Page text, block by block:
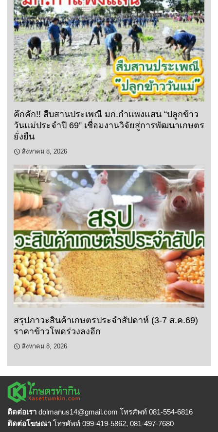
คึกคัก!! สืบสานประเพณี มก.กำแพงแสน “ปลูกข้าว
วันแม่ประจำปี 69” เชื่อมงานวิจัยสู่การพัฒนาเกษตร
ยั่งยืน
สิงหาคม 8, 2026
สรุปภาวะสินค้าเกษตรประจำสัปดาห์ (3-7 ส.ค.69)
ราคาข้าวโพดร่วงลงอีก
สิงหาคม 8, 2026
ติดต่อเรา dolmanus14@gmail.com โทรศัพท์ 081-554-6816
ติดต่อโฆษณา โทรศัพท์ 099-419-5862, 081-497-7680